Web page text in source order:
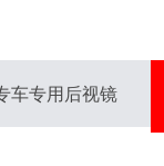
车专用后视镜